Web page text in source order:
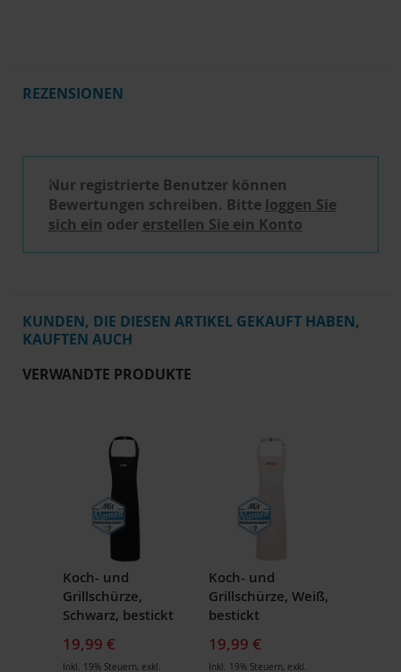
REZENSIONEN
Nur registrierte Benutzer können
Bewertungen schreiben. Bitte loggen Sie
sich ein oder erstellen Sie ein Konto
KUNDEN, DIE DIESEN ARTIKEL GEKAUFT HABEN,
KAUFTEN AUCH
VERWANDTE PRODUKTE
Koch- und
Grillschürze,
Schwarz, bestickt
19,99 €
Inkl. 19% Steuern, exkl.
Koch- und
Grillschürze, Weiß,
bestickt
19,99 €
Inkl. 19% Steuern, exkl.